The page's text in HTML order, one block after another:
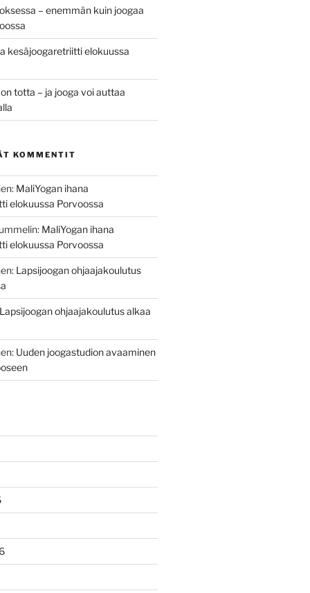
– enemmän kuin joogaa
kesäjoogaretriitti elokuussa
totta – ja jooga voi auttaa
KOMMENTIT
: MaliYogan ihana
elokuussa Porvoossa
: MaliYogan ihana
elokuussa Porvoossa
: Lapsijoogan ohjaajakoulutus
Lapsijoogan ohjaajakoulutus alkaa
: Uuden joogastudion avaaminen